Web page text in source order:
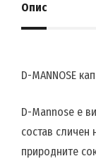
Опис
D-MANNOSE
D-Mannose е
состав сличен
природните